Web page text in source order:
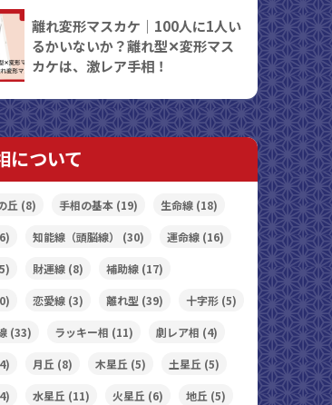
離れ変形マスカケ｜100人に1人い
るかいないか？離れ型✕変形マス
カケは、激レア手相！
について
丘 (8) 手相の基本 (19) 生命線 (18)
知能線（頭脳線） (30) 運命線 (16)
財運線 (8) 補助線 (17)
恋愛線 (3) 離れ型 (39) 十字形 (5)
(33) ラッキー相 (11) 劇レア相 (4)
月丘 (8) 木星丘 (5) 土星丘 (5)
水星丘 (11) 火星丘 (6) 地丘 (5)